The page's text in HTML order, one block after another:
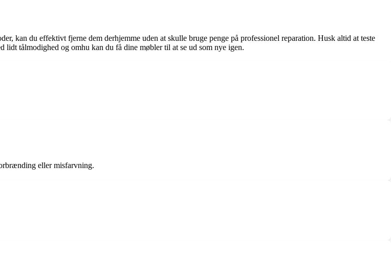
kan du effektivt fjerne dem derhjemme uden at skulle bruge penge på professionel reparation. Husk altid at teste
tålmodighed og omhu kan du få dine møbler til at se ud som nye igen.
eller misfarvning.